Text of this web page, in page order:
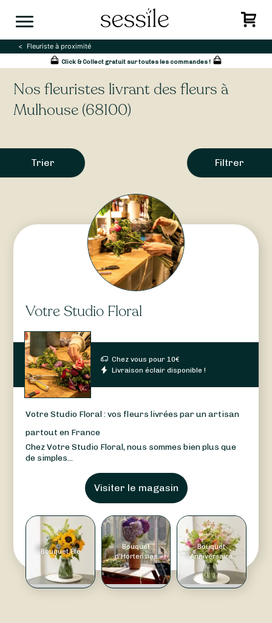
Fleuriste à proximité
Click & Collect gratuit sur toutes les commandes !
Nos fleuristes livrant des fleurs à
Mulhouse (68100)
Trier Filtrer
Votre Studio Floral
Chez vous pour10€
Livraison éclair disponible !
Votre Studio Floral : vos fleurs livrées par un artisan
partout en France
Chez Votre Studio Floral, nous sommes bien plus que
de simples...
Visiter le magasin
Bouquet Été
Bouquet
d'Hortensias
Bouquet
Anniversaire